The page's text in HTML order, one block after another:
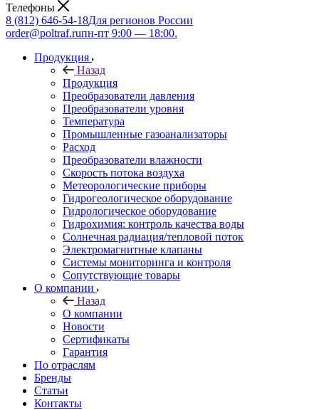
Телефоны
8 (812) 646-54-18Для регионов России
order@poltraf.ruпн-пт 9:00 — 18:00.
Продукция
Назад
Продукция
Преобразователи давления
Преобразователи уровня
Температура
Промышленные газоанализаторы
Расход
Преобразователи влажности
Скорость потока воздуха
Метеорологические приборы
Гидрогеологическое оборудование
Гидрологическое оборудование
Гидрохимия: контроль качества воды
Солнечная радиация/тепловой поток
Электромагнитные клапаны
Системы мониторинга и контроля
Сопутствующие товары
О компании
Назад
О компании
Новости
Сертификаты
Гарантия
По отраслям
Бренды
Статьи
Контакты